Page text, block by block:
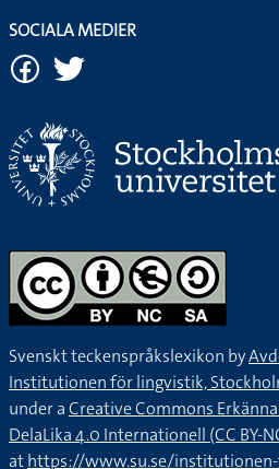
SOCIALA MEDIER
Svenskt teckenspråkslexikon by
Institutionen för lingvistik,
under aCreative Commons
DelaLika 4.0 Internationell (CC BY-
athttps://www.su.se/